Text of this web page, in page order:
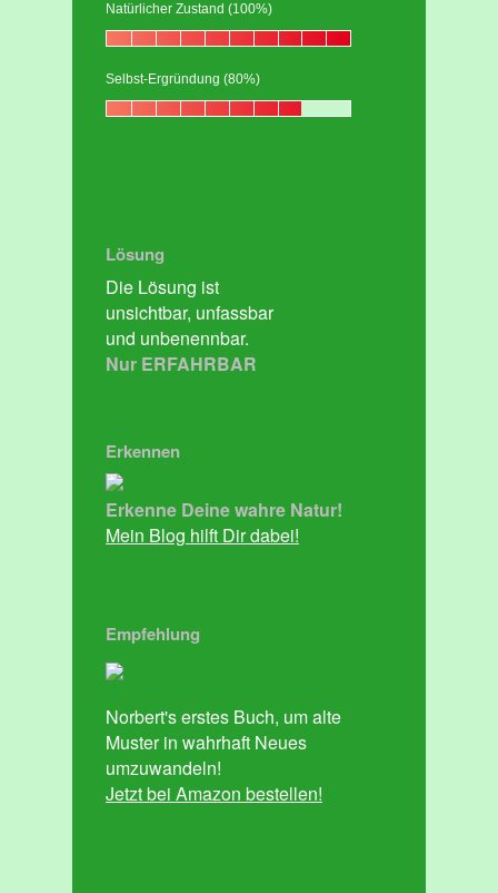
Natürlicher Zustand (100%)
Selbst-Ergründung (80%)
Lösung
Die Lösung ist
unsichtbar, unfassbar
und unbenennbar.
Nur ERFAHRBAR
Erkennen
Erkenne Deine wahre Natur!
Mein Blog hilft Dir dabei!
Empfehlung
Norbert's erstes Buch, um alte
Muster in wahrhaft Neues
umzuwandeln!
Jetzt bei Amazon bestellen!